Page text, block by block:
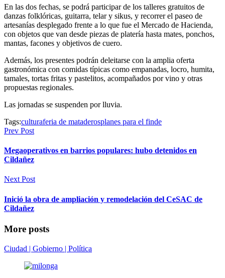
En las dos fechas, se podrá participar de los talleres gratuitos de
danzas folklóricas, guitarra, telar y sikus, y recorrer el paseo de
artesanías desplegado frente a lo que fue el Mercado de Hacienda,
con objetos que van desde piezas de platería hasta mates, ponchos,
mantas, facones y objetivos de cuero.
Además, los presentes podrán deleitarse con la amplia oferta
gastronómica con comidas típicas como empanadas, locro, humita,
tamales, tortas fritas y pastelitos, acompañados por vino y otras
propuestas regionales.
Las jornadas se suspenden por lluvia.
Tags:culturaferia de mataderosplanes para el finde
Prev Post
Megaoperativos en barrios populares: hubo detenidos en
Cildañez
Next Post
Inició la obra de ampliación y remodelación del CeSAC de
Cildañez
More posts
Ciudad | Gobierno | Política